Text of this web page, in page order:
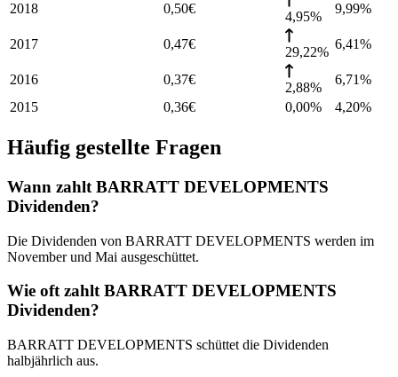
2018 0,50€
4,95%
9,99%
2017 0,47€
29,22%
6,41%
2016 0,37€
2,88%
6,71%
2015
0,36€ 0,00% 4,20%
Häufig gestellte Fragen
Wann zahlt BARRATT DEVELOPMENTS
Dividenden?
Die Dividenden von BARRATT DEVELOPMENTS werden im
November und Mai ausgeschüttet.
Wie oft zahlt BARRATT DEVELOPMENTS
Dividenden?
BARRATT DEVELOPMENTS schüttet die Dividenden
halbjährlich aus.